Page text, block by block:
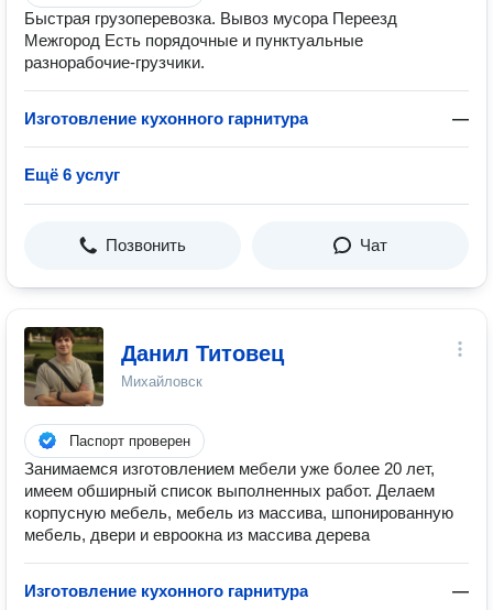
Быстрая грузоперевозка. Вывоз мусора Переезд
Межгород Есть порядочные и пунктуальные
разнорабочие-грузчики.
Изготовление кухонного гарнитура —
Ещё 6 услуг
Позвонить Чат
Данил Титовец
Михайловск
Паспорт проверен
Занимаемся изготовлением мебели уже более 20 лет,
имеем обширный список выполненных работ. Делаем
корпусную мебель, мебель из массива, шпонированную
мебель, двери и евроокна из массива дерева
Изготовление кухонного гарнитура —